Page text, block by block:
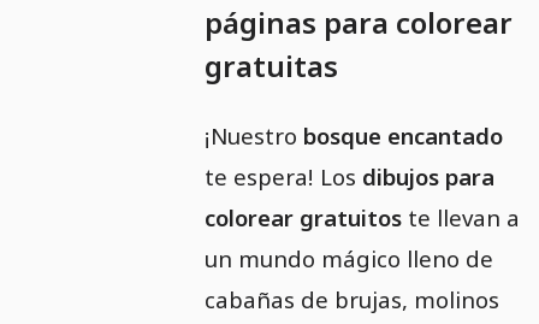
páginas para colorear
gratuitas
¡Nuestro bosque encantado
te espera! Los dibujos para
colorear gratuitos te llevan a
un mundo mágico lleno de
cabañas de brujas, molinos